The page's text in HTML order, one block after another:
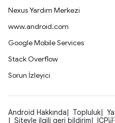
Nexus Yardım Merkezi
www.android.com
Google Mobile Services
Stack Overflow
Sorun İzleyici
Android Hakkında Topluluk
Siteyle ilgili geri bildirim
ICP